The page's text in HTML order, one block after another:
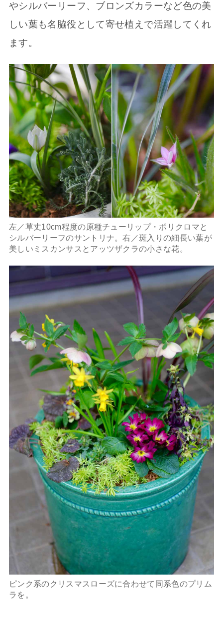
やシルバーリーフ、ブロンズカラーなど色の美
しい葉も名脇役として寄せ植えで活躍してくれ
ます。
左／草丈10cm程度の原種チューリップ・ポリクロマと
シルバーリーフのサントリナ。右／斑入りの細長い葉が
美しいミスカンサスとアッツザクラの小さな花。
ピンク系のクリスマスローズに合わせて同系色のプリム
ラを。